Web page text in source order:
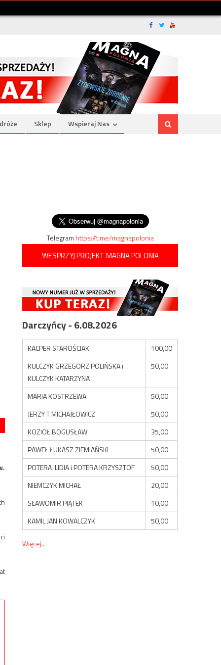
Sklep Wspieraj Nas
Telegramhttps://t.me/magnapolonia
WESPRZYJ PROJEKT MAGNA POLONIA
Darczyńcy - 6.08.2026
KACPER STAROŚCIAK
100,00
KULCZYK GRZEGORZ POLIŃSKA i
KULCZYK KATARZYNA
50,00
MARIA KOSTRZEWA
50,00
JERZY T MICHAJŁOWICZ
50,00
KOZIOŁ BOGUSŁAW
35,00
PAWEŁ ŁUKASZ ZIEMIAŃSKI
50,00
POTERA LIDIA i POTERA KRZYSZTOF
50,00
NIEMCZYK MICHAŁ
20,00
SŁAWOMIR PIĄTEK
10,00
KAMIL JAN KOWALCZYK
50,00
Więcej...